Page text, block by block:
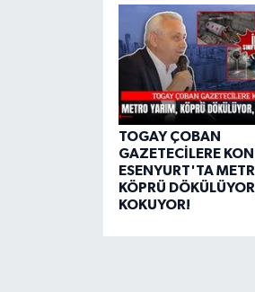
TOGAY ÇOBAN
GAZETECİLERE
ESENYURT'TA
KÖPRÜ
KOKUYOR!